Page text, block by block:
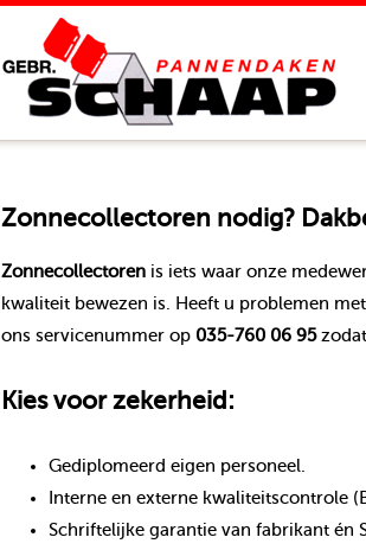
Zonnecollectorennodig?
Zonnecollectorenis iets waar onze
kwaliteit bewezen is. Heeft u problemen met
ons servicenummer op 035-760 06 95zodat
Kies voor zekerheid:
Gediplomeerd eigen personeel.
Interne en externe kwaliteitscontrole
Schriftelijke garantie van fabrikant én